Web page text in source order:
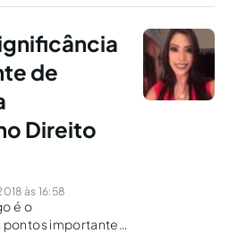
acerca da
de
Direito
às 16:58
é o
pontos importantes